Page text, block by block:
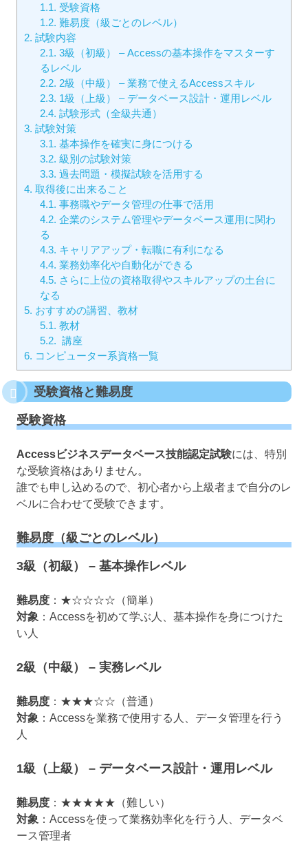
1.1. 受験資格
1.2. 難易度（級ごとのレベル）
2. 試験内容
2.1. 3級（初級） – Accessの基本操作をマスターす
るレベル
2.2. 2級（中級） – 業務で使えるAccessスキル
2.3. 1級（上級） – データベース設計・運用レベル
2.4. 試験形式（全級共通）
3. 試験対策
3.1. 基本操作を確実に身につける
3.2. 級別の試験対策
3.3. 過去問題・模擬試験を活用する
4. 取得後に出来ること
4.1. 事務職やデータ管理の仕事で活用
4.2. 企業のシステム管理やデータベース運用に関わ
る
4.3. キャリアアップ・転職に有利になる
4.4. 業務効率化や自動化ができる
4.5. さらに上位の資格取得やスキルアップの土台に
なる
5. おすすめの講習、教材
5.1. 教材
5.2. 講座
6. コンピューター系資格一覧
受験資格と難易度
受験資格
Accessビジネスデータベース技能認定試験には、特別
な受験資格はありません。
誰でも申し込めるので、初心者から上級者まで自分のレ
ベルに合わせて受験できます。
難易度（級ごとのレベル）
3級（初級） – 基本操作レベル
難易度 ：★☆☆☆☆（簡単）
対象 ：Accessを初めて学ぶ人、基本操作を身につけた
い人
2級（中級） – 実務レベル
難易度 ：★★★☆☆（普通）
対象 ：Accessを業務で使用する人、データ管理を行う
人
1級（上級） – データベース設計・運用レベル
難易度 ：★★★★★（難しい）
対象 ：Accessを使って業務効率化を行う人、データベ
ース管理者